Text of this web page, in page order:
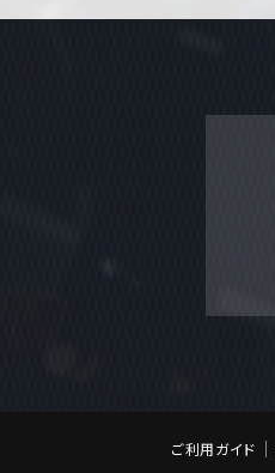
ご利用ガイド